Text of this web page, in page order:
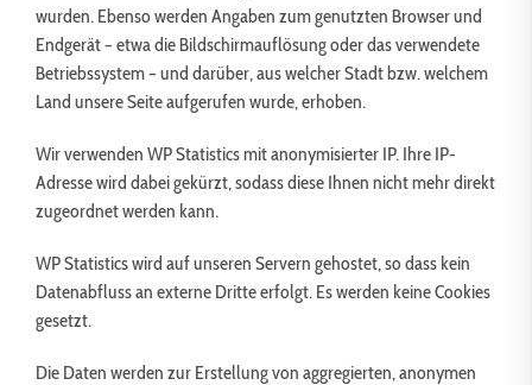
wurden. Ebenso werden Angaben zum genutzten Browser und
Endgerät – etwa die Bildschirmauflösung oder das verwendete
Betriebssystem – und darüber, aus welcher Stadt bzw. welchem
Land unsere Seite aufgerufen wurde, erhoben.
Wir verwenden WP Statistics mit anonymisierter IP. Ihre IP-
Adresse wird dabei gekürzt, sodass diese Ihnen nicht mehr direkt
zugeordnet werden kann.
WP Statistics wird auf unseren Servern gehostet, so dass kein
Datenabfluss an externe Dritte erfolgt. Es werden keine Cookies
gesetzt.
Die Daten werden zur Erstellung von aggregierten, anonymen